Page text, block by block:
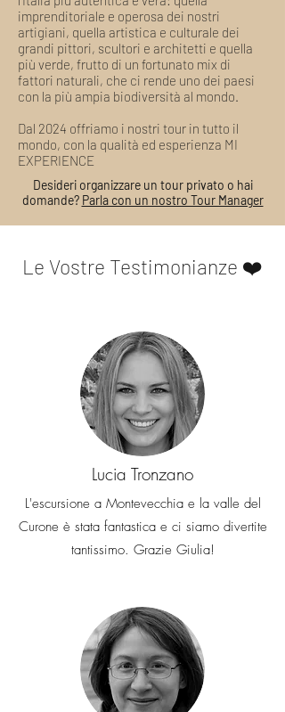
tali costi verrà detratto
dall'importo del rimborso, se
dovuto.
Casi Speciali di Rimborso:
Maltempo, o altre situazioni
non vi siano casi di conclamata
impossibilità stabilita dalle
autorità locali, non costituiscono
motivo di annullamento del tour.
MI EXPERIENCE può
unilateralmente e senza alcuna
tour laddove, a suo insindacabile
giudizio, sussistano reali rischi di
*Eventuali Accessi, Biglietti, Fee
e ogni altro costo gestito da
operatori esterni a MI
EXPERIENCEnon possono
essere rimborsati.L'importo di
tali costi verrà detratto
dall'importo del rimborso, se
dovuto
imprenditoriale e operosa dei nostri
artigiani, quella artistica e culturale dei
grandi pittori, scultori e architetti e quella
più verde, frutto di un fortunato mix di
fattori naturali, che ci rende uno dei paesi
con la più ampia biodiversità al mondo.
Dal 2024 offriamo i nostri tour in tutto il
mondo, con la qualità ed esperienza MI
EXPERIENCE
Desideri organizzare un tour privato o hai
domande? Parla con un nostro Tour Manager
Le Vostre Testimonianze ❤️
Lucia Tronzano
L'escursione a Montevecchia e la valle del
Curone è stata fantastica e ci siamo divertite
tantissimo. Grazie Giulia!